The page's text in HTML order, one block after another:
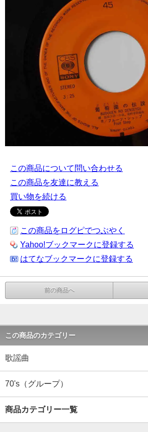
この商品について問い合わせる
この商品を友達に教える
買い物を続ける
この商品をログピでつぶやく
Yahoo!ブックマークに登録する
はてなブックマークに登録する
前の商品へ
この商品のカテゴリー
歌謡曲
70's（グループ）
商品カテゴリー一覧